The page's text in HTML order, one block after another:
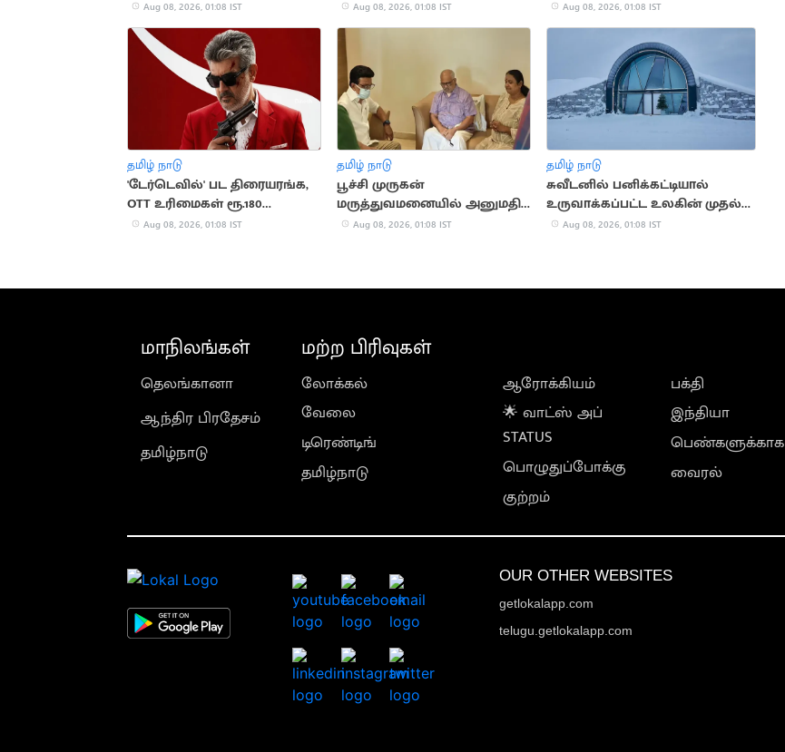
முடியாது: ரகுபதி பேச்சு
Aug 08, 2026, 01:08 IST
அமைச்சர் உறுதி
Aug 08, 2026, 01:08 IST
நெதர்லாந்து அருங்காட்சியகம்
Aug 08, 2026, 01:08 IST
தமிழ் நாடு
'டேர்டெவில்' பட திரையரங்க,
OTT உரிமைகள் ரூ.180
கோடிக்கு விற்பனை
Aug 08, 2026, 01:08 IST
தமிழ் நாடு
பூச்சி முருகன்
மருத்துவமனையில் அனுமதி..
ஸ்டாலின் நலம் விசாரிப்பு
Aug 08, 2026, 01:08 IST
தமிழ் நாடு
சுவீடனில் பனிக்கட்டியால்
உருவாக்கப்பட்ட உலகின் முதல்
ஐஸ் ஓட்டல்
Aug 08, 2026, 01:08 IST
மாநிலங்கள்
தெலங்கானா
ஆந்திர பிரதேசம்
தமிழ்நாடு
மற்ற பிரிவுகள்
லோக்கல்
வேலை
டிரெண்டிங்
தமிழ்நாடு
ஆரோக்கியம்
🌟 வாட்ஸ் அப்
STATUS
பொழுதுப்போக்கு
குற்றம்
பக்தி
இந்தியா
பெண்களுக்காக
வைரல்
OUR OTHER WEBSITES
getlokalapp.com
telugu.getlokalapp.com